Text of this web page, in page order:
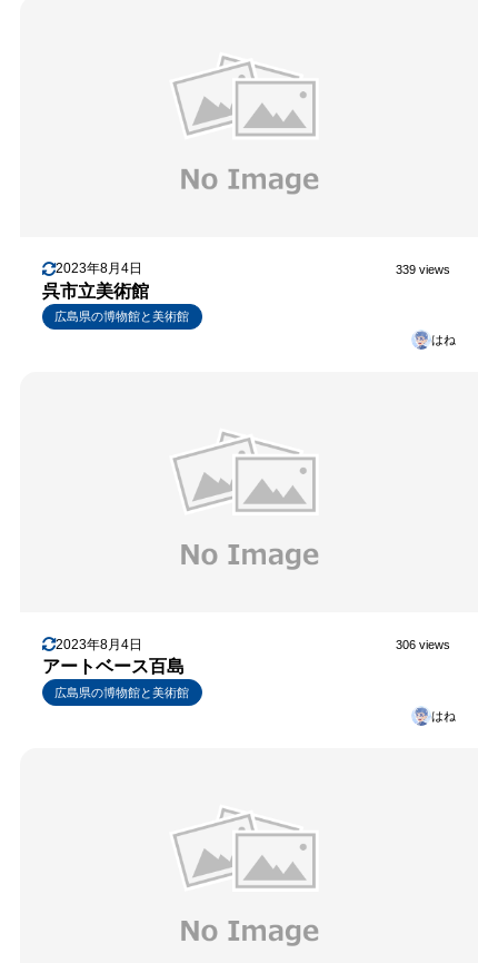
2023年8月4日 339 views
呉市立美術館
広島県の博物館と美術館
はね
2023年8月4日 306 views
アートベース百島
広島県の博物館と美術館
はね